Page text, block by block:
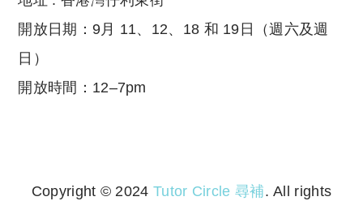
開放日期 ： 9月 11、12、18 和 19日（週六及週
日）
開放時間： 12–7pm
Copyright © 2024 Tutor Circle 尋補. All rights